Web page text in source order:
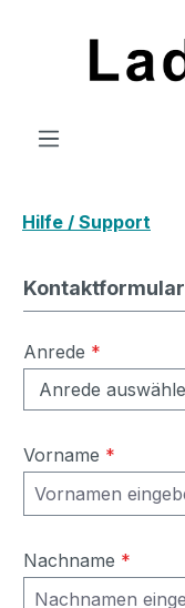
Hilfe / Support
Kontaktformular
Anrede *
Vorname *
Nachname *